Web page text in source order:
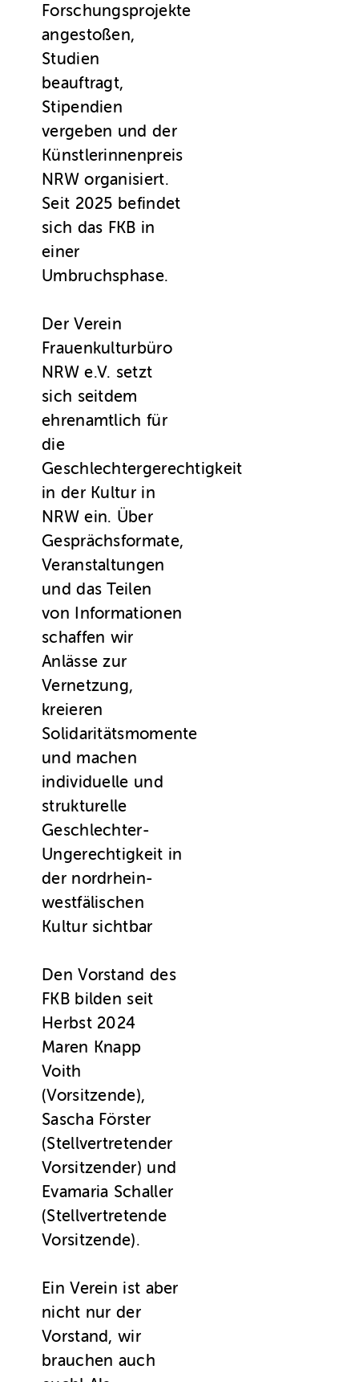
Forschungsprojekte
angestoßen,
Studien
beauftragt,
Stipendien
vergeben und der
Künstlerinnenpreis
NRW organisiert.
Seit 2025 befindet
sich das FKB in
einer
Umbruchsphase.
Der Verein
Frauenkulturbüro
NRW e.V. setzt
sich seitdem
ehrenamtlich für
die
Geschlechtergerechtigkeit
in der Kultur in
NRW ein. Über
Gesprächsformate,
Veranstaltungen
und das Teilen
von Informationen
schaffen wir
Anlässe zur
Vernetzung,
kreieren
Solidaritätsmomente
und machen
individuelle und
strukturelle
Geschlechter-
Ungerechtigkeit in
der nordrhein-
westfälischen
Kultur sichtbar
Den Vorstand des
FKB bilden seit
Herbst 2024
Maren Knapp
Voith
(Vorsitzende),
Sascha Förster
(Stellvertretender
Vorsitzender) und
Evamaria Schaller
(Stellvertretende
Vorsitzende).
Ein Verein ist aber
nicht nur der
Vorstand, wir
brauchen auch